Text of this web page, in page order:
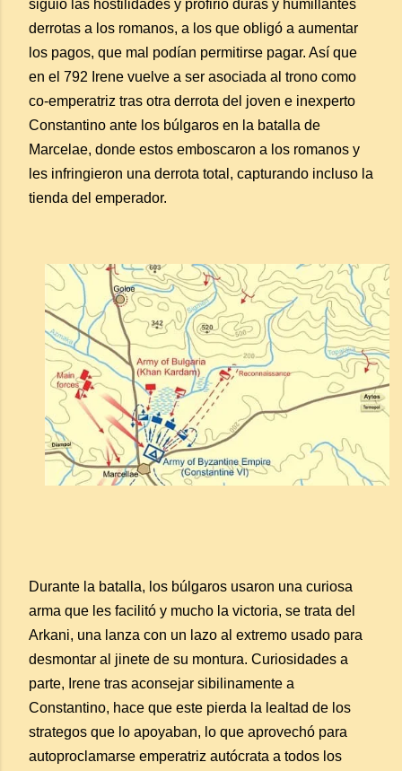
siguió las hostilidades y profirió duras y humillantes
derrotas a los romanos, a los que obligó a aumentar
los pagos, que mal podían permitirse pagar. Así que
en el 792 Irene vuelve a ser asociada al trono como
co-emperatriz tras otra derrota del joven e inexperto
Constantino ante los búlgaros en la batalla de
Marcelae, donde estos emboscaron a los romanos y
les infringieron una derrota total, capturando incluso la
tienda del emperador.
Durante la batalla, los búlgaros usaron una curiosa
arma que les facilitó y mucho la victoria, se trata del
Arkani, una lanza con un lazo al extremo usado para
desmontar al jinete de su montura. Curiosidades a
parte, Irene tras aconsejar sibilinamente a
Constantino, hace que este pierda la lealtad de los
strategos que lo apoyaban, lo que aprovechó para
autoproclamarse emperatriz autócrata a todos los